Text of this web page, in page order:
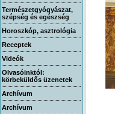
Természetgyógyászat,
szépség és egészség
Horoszkóp, asztrológia
Receptek
Videók
Olvasóinktól:
körbeküldős üzenetek
Archívum
Archívum